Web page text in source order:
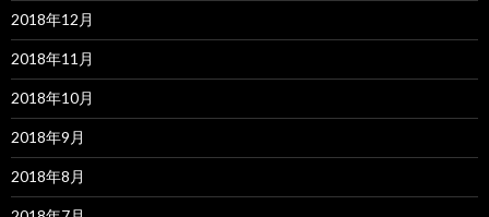
2018年12月
2018年11月
2018年10月
2018年9月
2018年8月